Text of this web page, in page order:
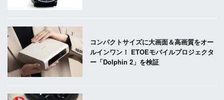
コンパクトサイズに大画面＆高画質をオー
ルインワン！ ETOEモバイルプロジェクタ
ー「Dolphin 2」を検証